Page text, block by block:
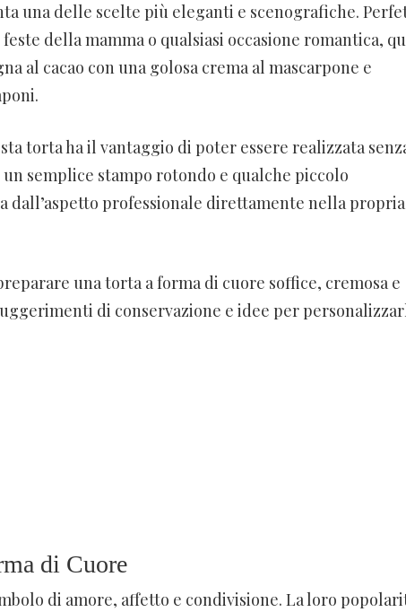
una delle scelte più eleganti e scenografiche.
della mamma o qualsiasi occasione romantica,
al cacao con una golosa crema al mascarpone e
torta ha il vantaggio di poter essere realizzata
semplice stampo rotondo e qualche piccolo
dall’aspetto professionale direttamente nella propria
una torta a forma di cuore soffice, cremosa e
di conservazione e idee per
di Cuore
di amore, affetto e condivisione. La loro